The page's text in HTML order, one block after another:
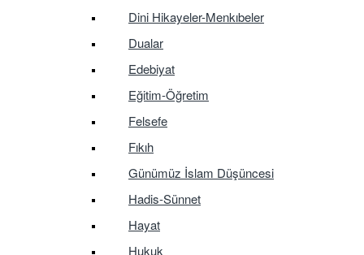
Dini Hikayeler-Menkıbeler
Dualar
Edebiyat
Eğitim-Öğretim
Felsefe
Fıkıh
Günümüz İslam Düşüncesi
Hadis-Sünnet
Hayat
Hukuk